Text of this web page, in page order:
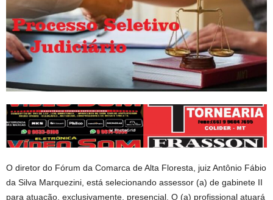
O diretor do Fórum da Comarca de Alta Floresta, juiz Antônio Fábio
da Silva Marquezini, está selecionando assessor (a) de gabinete II
para atuação, exclusivamente, presencial. O (a) profissional atuará